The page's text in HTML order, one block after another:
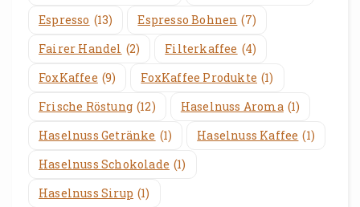
Espresso (13) Espresso Bohnen (7)
Fairer Handel (2) Filterkaffee (4)
FoxKaffee (9) FoxKaffee Produkte (1)
Frische Röstung (12) Haselnuss Aroma (1)
Haselnuss Getränke (1) Haselnuss Kaffee (1)
Haselnuss Schokolade (1)
Haselnuss Sirup (1)